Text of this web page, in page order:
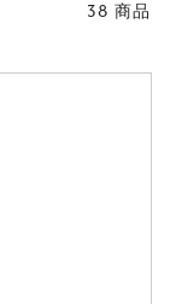
38 商品